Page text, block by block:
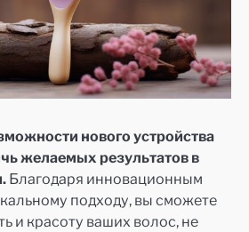
нового устройства
желаемых результатов в
Благодаря инновационным
подходу, вы сможете
и красоту ваших волос, не